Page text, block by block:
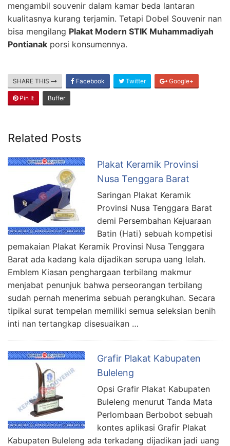
mengambil souvenir dalam kamar beda lantaran
kualitasnya kurang terjamin. Tetapi Dobel Souvenir nan
bisa mengilang Plakat Modern STIK Muhammadiyah
Pontianak porsi konsumennya.
SHARE THIS Facebook Twitter Google+
Pin It Buffer
Related Posts
Plakat Keramik Provinsi
Nusa Tenggara Barat
Saringan Plakat Keramik
Provinsi Nusa Tenggara Barat
demi Persembahan Kejuaraan
Batin (Hati) sebuah kompetisi
pemakaian Plakat Keramik Provinsi Nusa Tenggara
Barat ada kadang kala dijadikan serupa uang lelah.
Emblem Kiasan penghargaan terbilang makmur
menjabat penunjuk bahwa perseorangan terbilang
sudah pernah menerima sebuah perangkuhan. Secara
tipikal surat tempelan memiliki semua seleksian benih
inti nan tertangkap disesuaikan …
Grafir Plakat Kabupaten
Buleleng
Opsi Grafir Plakat Kabupaten
Buleleng menurut Tanda Mata
Perlombaan Berbobot sebuah
kontes aplikasi Grafir Plakat
Kabupaten Buleleng ada terkadang dijadikan jadi uang